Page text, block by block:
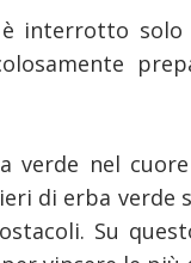
interrotto
verde nel
di erba verde
Su